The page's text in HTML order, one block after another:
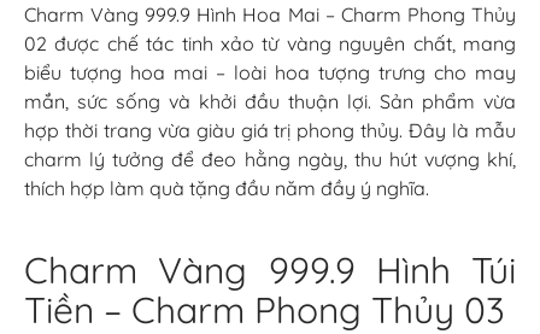
Charm Vàng 999.9 Hình Hoa Mai – Charm Phong Thủy
02 được chế tác tinh xảo từ vàng nguyên chất, mang
biểu tượng hoa mai – loài hoa tượng trưng cho may
mắn, sức sống và khởi đầu thuận lợi. Sản phẩm vừa
hợp thời trang vừa giàu giá trị phong thủy. Đây là mẫu
charm lý tưởng để đeo hằng ngày, thu hút vượng khí,
thích hợp làm quà tặng đầu năm đầy ý nghĩa.
Charm Vàng 999.9 Hình Túi
Tiền – Charm Phong Thủy 03